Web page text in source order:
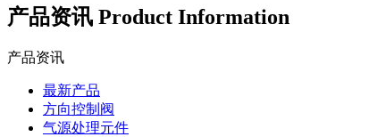
产品资讯 Product Information
产品资讯
最新产品
方向控制阀
气源处理元件